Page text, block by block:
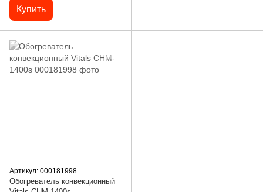
Купить
Артикул: 000181998
Обогреватель конвекционный